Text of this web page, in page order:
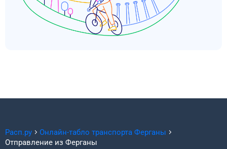
Расп.ру Онлайн-табло транспорта Ферганы
Отправление из Ферганы